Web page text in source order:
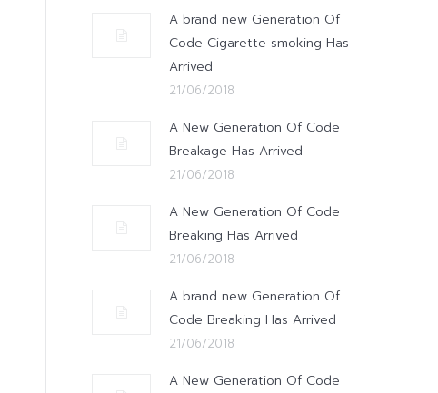
A brand new Generation Of
Code Cigarette smoking Has
Arrived
21/06/2018
A New Generation Of Code
Breakage Has Arrived
21/06/2018
A New Generation Of Code
Breaking Has Arrived
21/06/2018
A brand new Generation Of
Code Breaking Has Arrived
21/06/2018
A New Generation Of Code